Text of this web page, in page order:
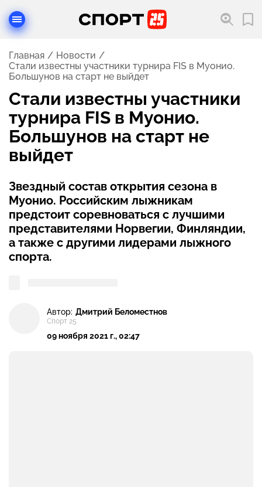
Главная
Новости
Стали известны участники турнира FIS в Муонио.
Большунов на старт не выйдет
Стали известны участники
турнира FIS в Муонио.
Большунов на старт не
выйдет
Звездный состав открытия сезона в
Муонио. Российским лыжникам
предстоит соревноваться с лучшими
представителями Норвегии, Финляндии,
а также с другими лидерами лыжного
спорта.
Автор: Дмитрий Беломестнов
Спорт 25
09 ноября 2021 г., 02:47